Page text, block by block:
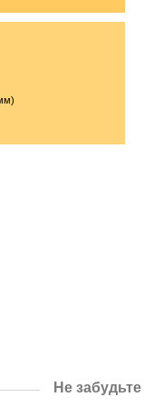
Не забудьте